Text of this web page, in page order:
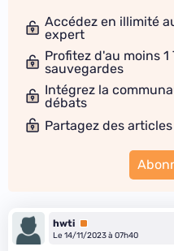
Accédez en illimité
expert
Profitez d'au moins
sauvegardes
Intégrez la
débats
Partagez des
hwti Premium
Le 14/11/2023 à 07h40